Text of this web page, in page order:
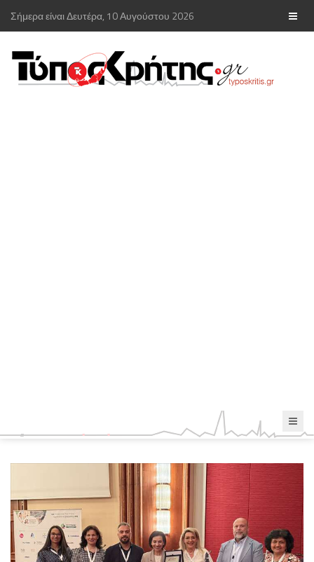
Σήμερα είναι Δευτέρα, 10 Αυγούστου 2026